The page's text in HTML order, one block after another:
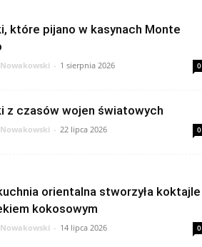
które pijano w kasynach Monte
Nowakowski - 1 sierpnia 2026 0
z czasów wojen światowych
Nowakowski - 22 lipca 2026 0
orientalna stworzyła koktajle
kokosowym
Nowakowski - 14 lipca 2026 0